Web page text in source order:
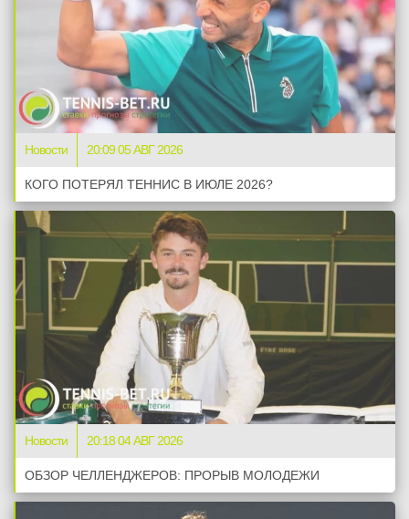
Новости 20:09 05 АВГ 2026
КОГО ПОТЕРЯЛ ТЕННИС В ИЮЛЕ 2026?
Новости 20:18 04 АВГ 2026
ОБЗОР ЧЕЛЛЕНДЖЕРОВ: ПРОРЫВ МОЛОДЕЖИ